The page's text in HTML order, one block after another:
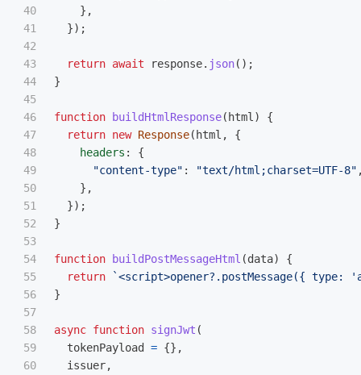
40
41
42
43
44
45
46
47
48
49
50
51
52
53
54
55
56
57
58
59
60
},
});
return await response. json();
}
function buildHtmlResponse( html )
{
return new Response( html ,
{
headers :
{
"content-type" : "text/html;charset=UTF-8"
},
});
}
function buildPostMessageHtml (data)
{
return
`<script>opener?.postMessage({
}
async function signJwt (
tokenPayload
= {},
issuer,